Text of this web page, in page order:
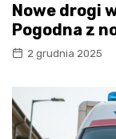
Nowe drogi
Pogodna z
2 grudnia 2025